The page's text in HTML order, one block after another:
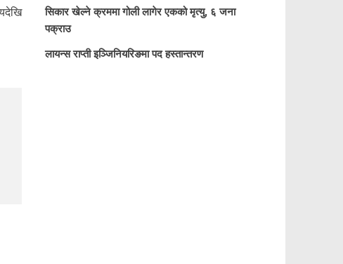
सिकार खेल्ने क्रममा गोली लागेर एकको मृत्यु, ६ जना
पक्राउ
लायन्स राप्ती इञ्जिनियरिङमा पद हस्तान्तरण